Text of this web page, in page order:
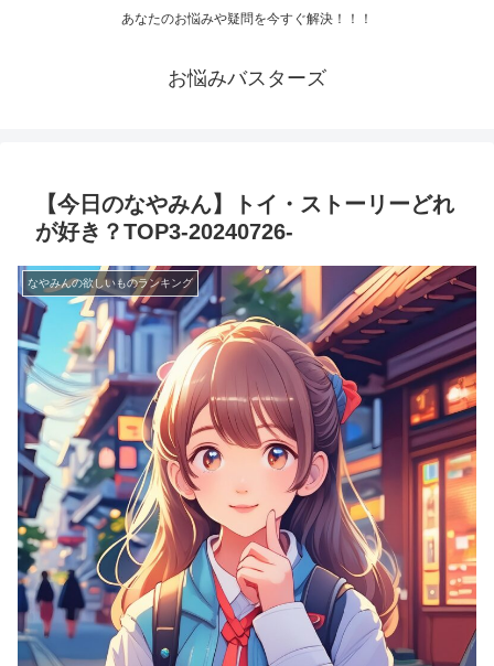
あなたのお悩みや疑問を今すぐ解決！！！
お悩みバスターズ
【今日のなやみん】トイ・ストーリーどれ
が好き？TOP3-20240726-
なやみんの欲しいものランキング